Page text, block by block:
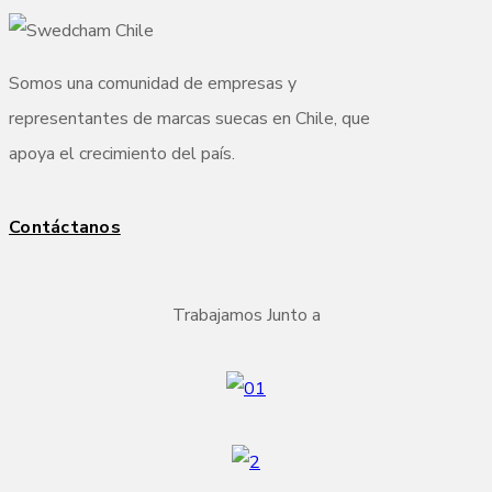
Somos una comunidad de empresas y
representantes de marcas suecas en Chile, que
apoya el crecimiento del país.
Contáctanos
Trabajamos Junto a